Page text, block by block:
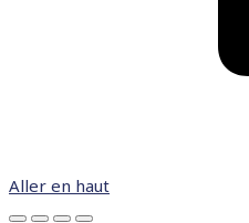
Aller en haut